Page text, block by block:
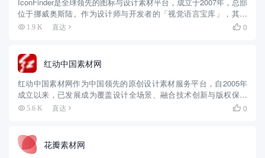
位于挪威奥斯陆。作为设计师与开发者的「视觉语言宝库」，其凭
借海量资源、灵活授权和技术创新，成为全球数百万用户的首选。
1.9 K 直达  0
红动中国素材网
红动中国素材网作为中国领先的原创设计素材服务平台，自2005年
成立以来，已发展成为覆盖设计全场景、融合技术创新与版权保障
的综合型资源库。 一、核心资源与技术创新 平台拥有超过1500万
5.6 K 直达  0
花瓣素材网